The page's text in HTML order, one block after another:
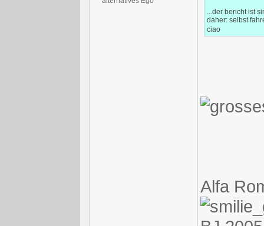
...der bericht ist
daher: selbst
ciao
Alfa